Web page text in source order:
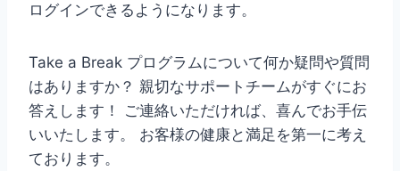
ログインできるようになります。
Take a Break プログラムについて何か疑問や質問
はありますか？ 親切なサポートチームがすぐにお
答えします！ ご連絡いただければ、喜んでお手伝
いいたします。 お客様の健康と満足を第一に考え
ております。